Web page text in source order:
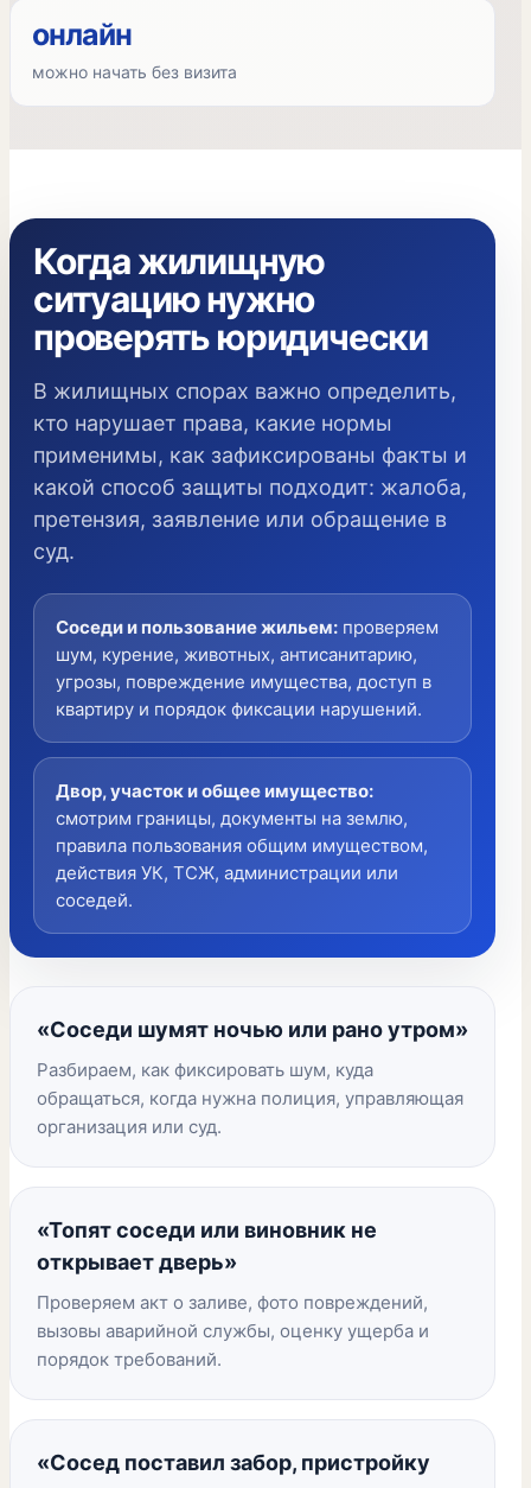
онлайн
можно начать без визита
Когда жилищную
ситуацию нужно
проверять юридически
В жилищных спорах важно определить,
кто нарушает права, какие нормы
применимы, как зафиксированы факты и
какой способ защиты подходит: жалоба,
претензия, заявление или обращение в
суд.
Соседи и пользование жильем: проверяем
шум, курение, животных, антисанитарию,
угрозы, повреждение имущества, доступ в
квартиру и порядок фиксации нарушений.
Двор, участок и общее имущество:
смотрим границы, документы на землю,
правила пользования общим имуществом,
действия УК, ТСЖ, администрации или
соседей.
«Соседи шумят ночью или рано утром»
Разбираем, как фиксировать шум, куда
обращаться, когда нужна полиция, управляющая
организация или суд.
«Топят соседи или виновник не
открывает дверь»
Проверяем акт о заливе, фото повреждений,
вызовы аварийной службы, оценку ущерба и
порядок требований.
«Сосед поставил забор, пристройку